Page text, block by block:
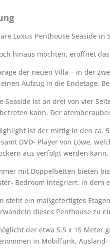
Luxus Penthouse Seaside
hinaus möchten, eröffnet
der neuen Villa – in der
Aufzug in die Endetage.
Seaside ist an drei von vier
kann. Der
ist der mittig in den ca.
DVD- Player von Löwe,
aus verfolgt werden kann.
mit Doppelbetten bieten
Bedroom integriert, in dem
steht ein maßgefertigtes
dieses Penthouse zu
der etwa 5,5 x 15 Meter
in Mobilfunk,